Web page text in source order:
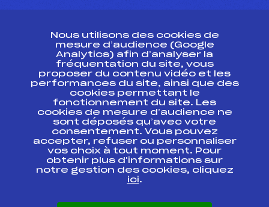
ESPACE PRESSE
Ressources
Pass’Neige
Projet sportif fédéral
Projet de performance fédéral
Antidopage
Pôle Développement, Formation, Suivi
Scientifique
Listes ministérielles
Pôle vie de l’athlète
Nous utilisons des cookies de
mesure d’audience (Google
Analytics) afin d’analyser la
fréquentation du site, vous
proposer du contenu vidéo et les
performances du site, ainsi que des
cookies permettant le
fonctionnement du site. Les
cookies de mesure d’audience ne
sont déposés qu’avec votre
consentement. Vous pouvez
accepter, refuser ou personnaliser
vos choix à tout moment. Pour
obtenir plus d'informations sur
notre gestion des cookies, cliquez
ici.